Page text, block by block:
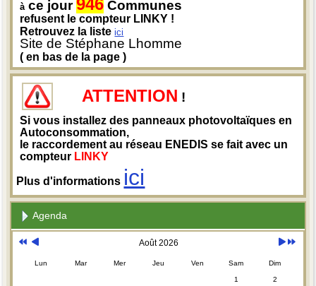
à ce jour946 Communes
refusent le compteur LINKY !
Retrouvez la listeici
Site de Stéphane Lhomme
( en bas de la page )
ATTENTION !
Si vous installez des panneaux photovoltaïques en
Autoconsommation,
le raccordement au réseau ENEDIS se fait avec un
compteur LINKY
Plus d'informations ici
Agenda
Août 2026
Lun Mar Mer Jeu Ven Sam Dim
1 2